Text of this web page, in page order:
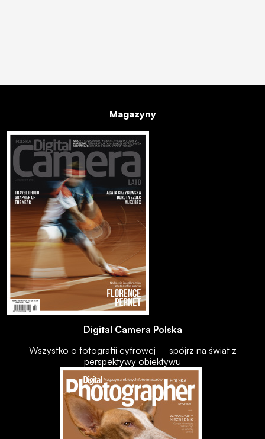
Magazyny
Digital Camera Polska
Wszystko o fotografii cyfrowej – spójrz na świat z
perspektywy obiektywu